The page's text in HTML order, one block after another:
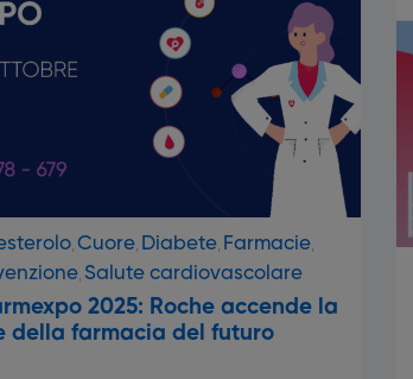
Cuore Diabete Farmacie
Salute cardiovascolare
2025: Roche accende la
della farmacia del futuro